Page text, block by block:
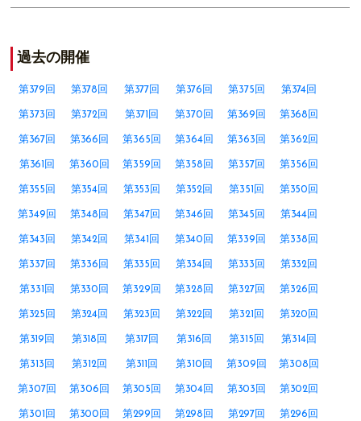
過去の開催
第379回 第378回 第377回 第376回 第375回 第374回
第373回 第372回 第371回 第370回 第369回 第368回
第367回 第366回 第365回 第364回 第363回 第362回
第361回 第360回 第359回 第358回 第357回 第356回
第355回 第354回 第353回 第352回 第351回 第350回
第349回 第348回 第347回 第346回 第345回 第344回
第343回 第342回 第341回 第340回 第339回 第338回
第337回 第336回 第335回 第334回 第333回 第332回
第331回 第330回 第329回 第328回 第327回 第326回
第325回 第324回 第323回 第322回 第321回 第320回
第319回 第318回 第317回 第316回 第315回 第314回
第313回 第312回 第311回 第310回 第309回 第308回
第307回 第306回 第305回 第304回 第303回 第302回
第301回 第300回 第299回 第298回 第297回 第296回